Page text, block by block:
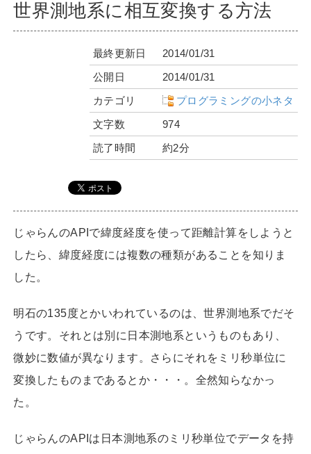
世界測地系に相互変換する方法
最終更新日
2014/01/31
公開日
2014/01/31
カテゴリ
プログラミングの小ネタ
文字数
974
読了時間
約2分
じゃらんのAPIで緯度経度を使って距離計算をしようと
したら、緯度経度には複数の種類があることを知りま
した。
明石の135度とかいわれているのは、世界測地系でだそ
うです。それとは別に日本測地系というものもあり、
微妙に数値が異なります。さらにそれをミリ秒単位に
変換したものまであるとか・・・。全然知らなかっ
た。
じゃらんのAPIは日本測地系のミリ秒単位でデータを持